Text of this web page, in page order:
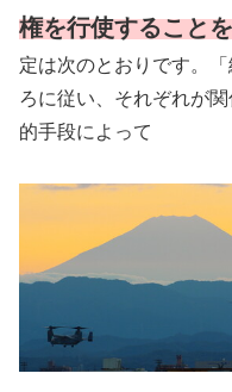
権を行使すること
定は次のとおりです。
ろに従い、それぞれが
的手段によって